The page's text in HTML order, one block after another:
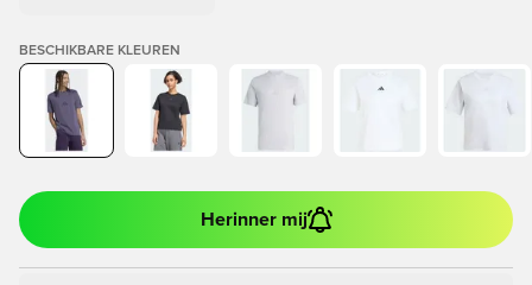
BESCHIKBARE KLEUREN
Herinner mij